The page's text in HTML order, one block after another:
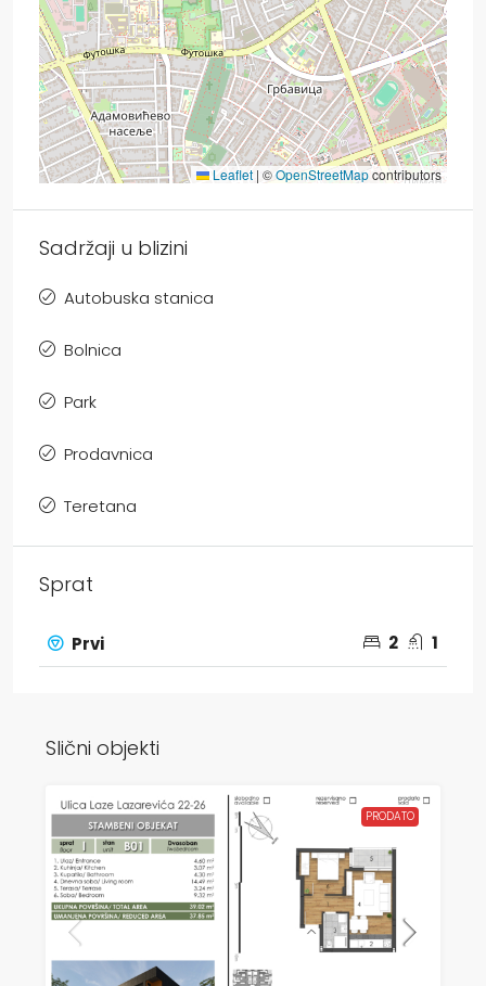
Leaflet | ©OpenStreetMapcontributors
Sadržaji u blizini
Autobuska stanica
Bolnica
Park
Prodavnica
Teretana
Sprat
Prvi 2 1
Slični objekti
PRODATO